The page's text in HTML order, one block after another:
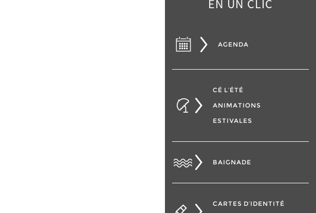
EN UN CLIC
AGENDA
CÉ L’ÉTÉ
ANIMATIONS
ESTIVALES
BAIGNADE
CARTES D’IDENTITÉ